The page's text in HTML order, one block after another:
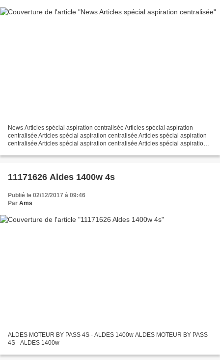
News Articles spécial aspiration centralisée Articles spécial aspiration
centralisée Articles spécial aspiration centralisée Articles spécial aspiration
centralisée Articles spécial aspiration centralisée Articles spécial aspiration
11171626 Aldes 1400w 4s
Publié le 02/12/2017 à 09:46
Par Ams
ALDES MOTEUR BY PASS 4S - ALDES 1400w ALDES MOTEUR BY PASS
4S - ALDES 1400w